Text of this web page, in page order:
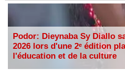
Podor: Dieynaba Sy Diallo
2026 lors d'une 2ᵉ édition
l'éducation et de la culture